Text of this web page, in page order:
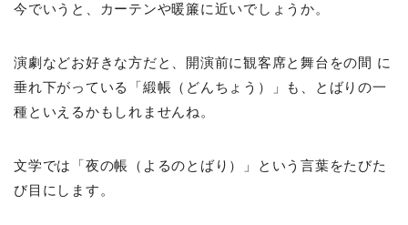
今でいうと、カーテンや暖簾に近いでしょうか。
演劇などお好きな方だと、開演前に観客席と舞台をの間 に
垂れ下がっている「緞帳（どんちょう）」も、とばりの一
種といえるかもしれませんね。
文学では「夜の帳（よるのとばり）」という言葉をたびた
び目にします。